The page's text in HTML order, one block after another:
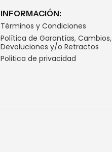
INFORMACIÓN:
Términos y Condiciones
Política de Garantías, Cambios,
Devoluciones y/o Retractos
Politica de privacidad